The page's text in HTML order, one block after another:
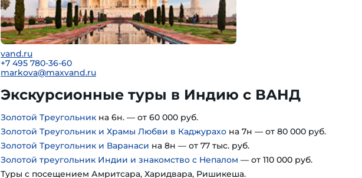
vand.ru
+7 495 780-36-60
markova@maxvand.ru
Экскурсионные туры в Индию с ВАНД
Золотой Треугольник на 6н. — от 60 000 руб.
Золотой Треугольник и Храмы Любви в Каджурахо на 7н — от 80 000 руб.
Золотой Треугольник и Варанаси на 8н — от 77 тыс. руб.
Золотой треугольник Индии и знакомство с Непалом — от 110 000 руб.
Туры с посещением Амритсара, Харидвара, Ришикеша.